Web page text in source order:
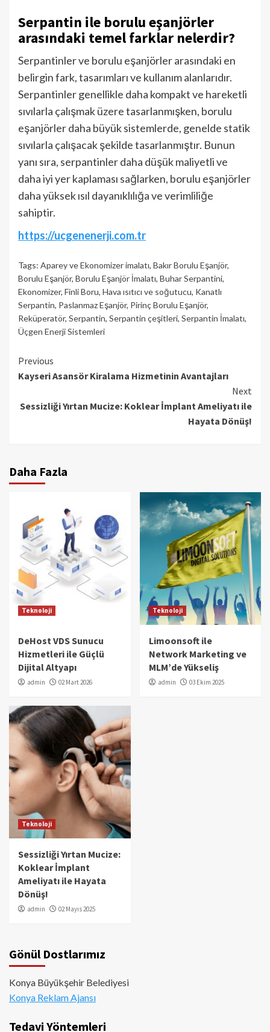
Serpantin ile borulu eşanjörler
arasındaki temel farklar nelerdir?
Serpantinler ve borulu eşanjörler arasındaki en
belirgin fark, tasarımları ve kullanım alanlarıdır.
Serpantinler genellikle daha kompakt ve hareketli
sıvılarla çalışmak üzere tasarlanmışken, borulu
eşanjörler daha büyük sistemlerde, genelde statik
sıvılarla çalışacak şekilde tasarlanmıştır. Bunun
yanı sıra, serpantinler daha düşük maliyetli ve
daha iyi yer kaplaması sağlarken, borulu eşanjörler
daha yüksek ısıl dayanıklılığa ve verimliliğe
sahiptir.
https://ucgenenerji.com.tr
Tags: Aparey ve Ekonomizer imalatı, Bakır Borulu Eşanjör,
Borulu Eşanjör, Borulu Eşanjör İmalatı, Buhar Serpantini,
Ekonomizer, Finli Boru, Hava ısıtıcı ve soğutucu, Kanatlı
Serpantin, Paslanmaz Eşanjör, Pirinç Borulu Eşanjör,
Reküperatör, Serpantin, Serpantin çeşitleri, Serpantin İmalatı,
Üçgen Enerji Sistemleri
Continue
Reading
Previous
Kayseri Asansör Kiralama Hizmetinin Avantajları
Next
Sessizliği Yırtan Mucize: Koklear İmplant Ameliyatı ile
Hayata Dönüş!
Daha Fazla
Teknoloji
DeHost VDS Sunucu
Hizmetleri ile Güçlü
Dijital Altyapı
admin 02 Mart 2026
Teknoloji
Limoonsoft ile
Network Marketing ve
MLM’de Yükseliş
admin 03 Ekim 2025
Teknoloji
Sessizliği Yırtan Mucize:
Koklear İmplant
Ameliyatı ile Hayata
Dönüş!
admin 02 Mayıs 2025
Gönül Dostlarımız
Konya Büyükşehir Belediyesi
Konya Reklam Ajansı
Tedavi Yöntemleri